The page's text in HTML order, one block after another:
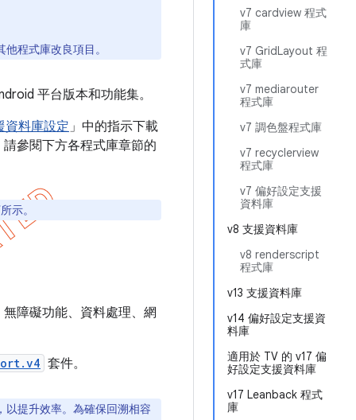
v7 cardview 程式
庫
v7 GridLayout 程
式庫
v7 mediarouter
程式庫
v7 調色盤程式庫
v7 recyclerview
程式庫
v7 偏好設定支援
資料庫
v8 支援資料庫
v8 renderscript
程式庫
v13 支援資料庫
v14 偏好設定支援資
料庫
適用於 TV 的 v17 偏
好設定支援資料庫
v17 Leanback 程式
庫
程式庫改良項目。
平台版本和功能集。
資料庫設定」中的指示下載
參閱下方各程式庫章節的
示。
障礙功能、資料處理、網
套件。
提升效率。為確保回溯相容